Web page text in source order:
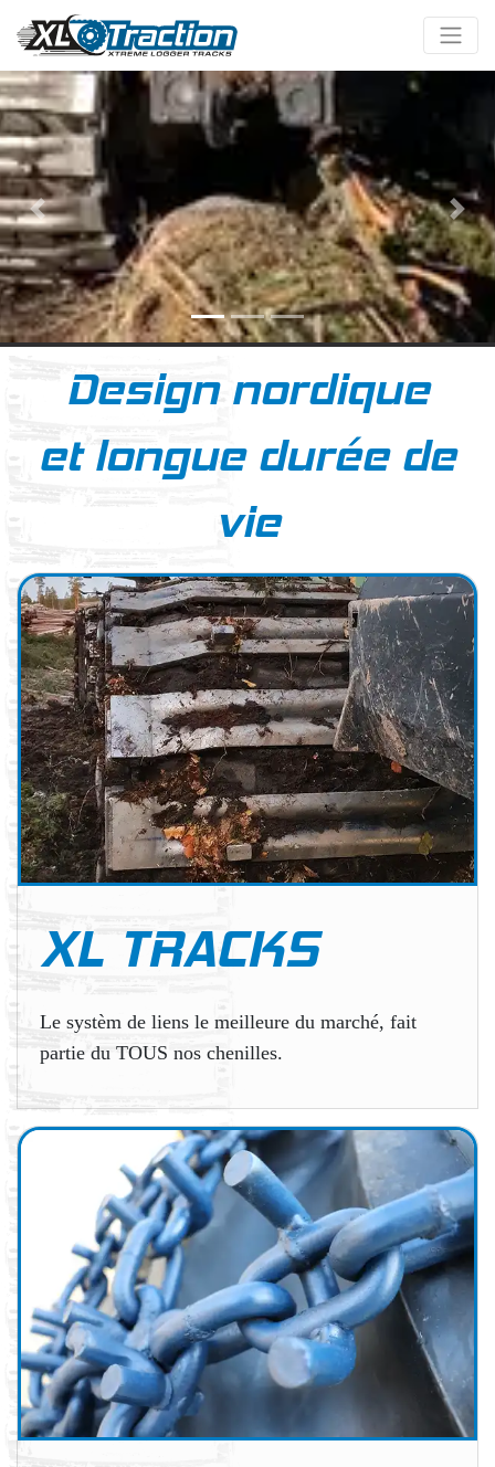
Previous
Design nordique
et longue durée de
vie
XL TRACKS
Le systèm de liens le meilleure du marché, fait
partie du TOUS nos chenilles.